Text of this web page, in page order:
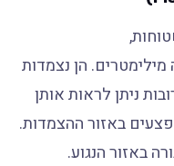
הן נצמדות
ניתן לראות אותן
באזור ההצמדות.
באזור הנגוע.